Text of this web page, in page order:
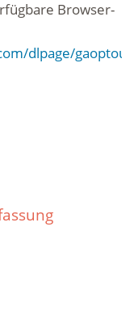
Browser-
dlpage/gaoptout?